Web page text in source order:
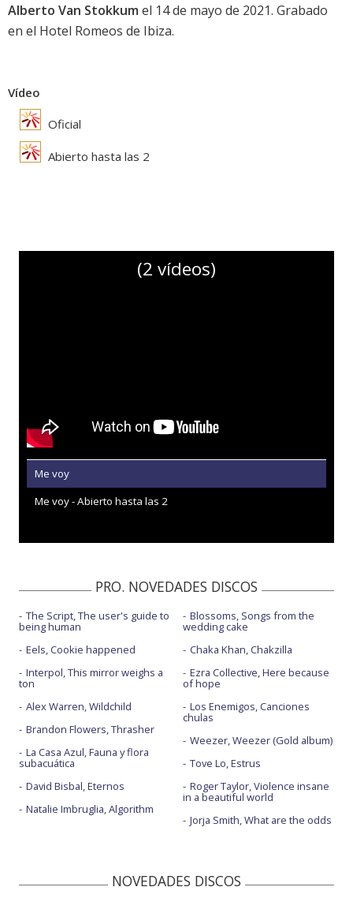
Alberto Van Stokkum el 14 de mayo de 2021. Grabado
en el Hotel Romeos de Ibiza.
Vídeo
Oficial
Abierto hasta las 2
(2 vídeos)
Me voy
Me voy - Abierto hasta las 2
PRO. NOVEDADES DISCOS
The Script, The user's guide to
being human
Eels, Cookie happened
Interpol, This mirror weighs a
ton
Alex Warren, Wildchild
Brandon Flowers, Thrasher
La Casa Azul, Fauna y flora
subacuática
David Bisbal, Eternos
Natalie Imbruglia, Algorithm
Blossoms, Songs from the
wedding cake
Chaka Khan, Chakzilla
Ezra Collective, Here because
of hope
Los Enemigos, Canciones
chulas
Weezer, Weezer (Gold album)
Tove Lo, Estrus
Roger Taylor, Violence insane
in a beautiful world
Jorja Smith, What are the odds
NOVEDADES DISCOS